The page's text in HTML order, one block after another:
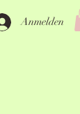
Anmelden